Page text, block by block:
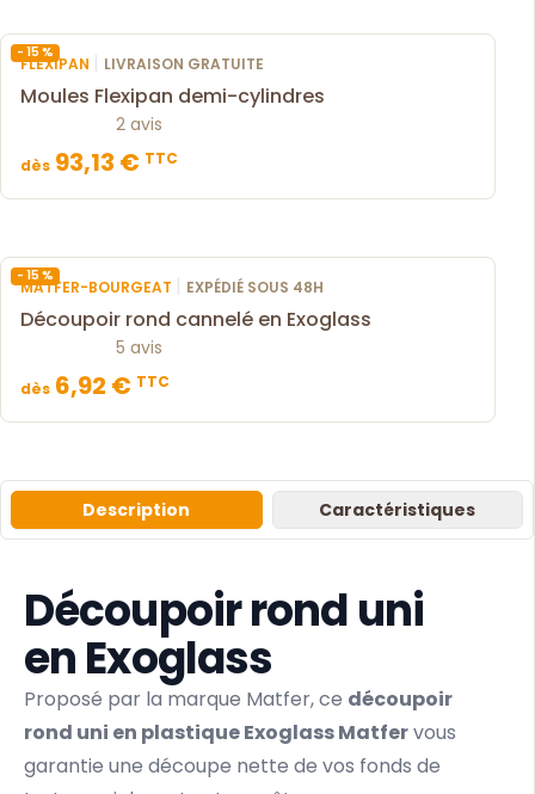
- 15 %
FLEXIPAN | LIVRAISON GRATUITE
Moules Flexipan demi-cylindres
2 avis
dès 93,13 € TTC
- 15 %
MATFER-BOURGEAT | EXPÉDIÉ SOUS 48H
Découpoir rond cannelé en Exoglass
5 avis
dès 6,92 € TTC
Description Caractéristiques
Découpoir rond uni
en Exoglass
Proposé par la marque Matfer, ce découpoir
rond uni en plastique Exoglass Matfervous
garantie une découpe nette de vos fonds de